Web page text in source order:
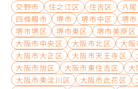
交野市 住之江区 住吉区 八
四條畷市
堺市 堺市中区 堺
堺市堺区
堺市東区 堺市美原区
大阪市中央区
大阪市北区
大阪
大阪市大正区
大阪市天王寺区
大阪市旭区
大阪市東住吉区
大阪市東淀川区
大阪市此花区